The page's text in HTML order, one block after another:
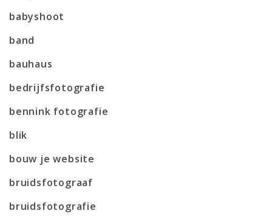
babyshoot
band
bauhaus
bedrijfsfotografie
bennink fotografie
blik
bouw je website
bruidsfotograaf
bruidsfotografie